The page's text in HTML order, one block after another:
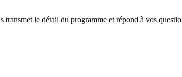
le détail du programme et répond à vos